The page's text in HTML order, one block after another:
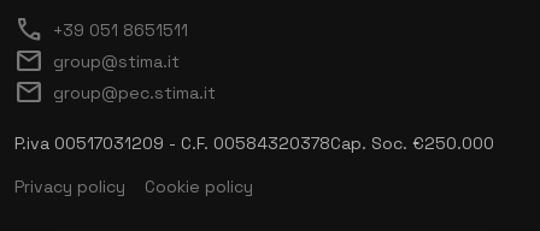
call +39 051 8651511
mail group@stima.it
mail group@pec.stima.it
P.iva 00517031209 - C.F. 00584320378Cap. Soc. €250.000
Privacy policy
Cookie policy